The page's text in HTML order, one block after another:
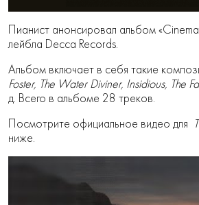
Пианист анонсировал альбом
лейбла Decca Records.
Альбом включает в себя такие
Foster, The Water Diviner, Insidious, The
д. Всего в альбоме 28 треков.
Посмотрите официальное видео для
ниже.